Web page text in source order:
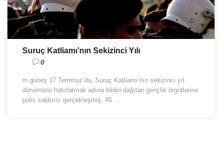
Suruç Katliamı’nın Sekizinci Yılı
0
m.güneş 17 Temmuz’da, Suruç Katliamı’nın sekizinci yıl
dönümünü hatırlatmak adına bildiri dağıtan gençlik örgütlerine
polis saldırısı gerçekleşmiş, 46 ...